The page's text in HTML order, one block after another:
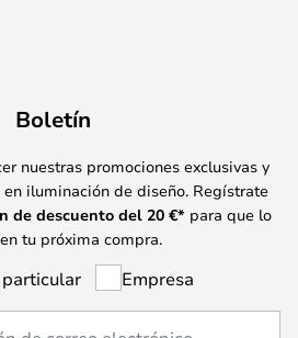
Boletín
nuestras promociones exclusivas y
iluminación de diseño. Regístrate
de descuento del 20 €* para que lo
tu próxima compra.
Empresa